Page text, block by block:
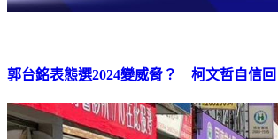
郭台銘表態選2024變威脅？ 柯文哲自信回